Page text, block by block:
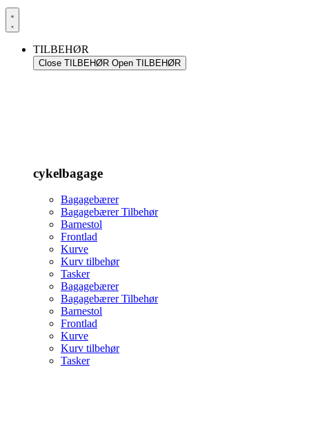
TILBEHØR
Close TILBEHØR Open TILBEHØR
cykelbagage
Bagagebærer
Bagagebærer Tilbehør
Barnestol
Frontlad
Kurve
Kurv tilbehør
Tasker
Bagagebærer
Bagagebærer Tilbehør
Barnestol
Frontlad
Kurve
Kurv tilbehør
Tasker